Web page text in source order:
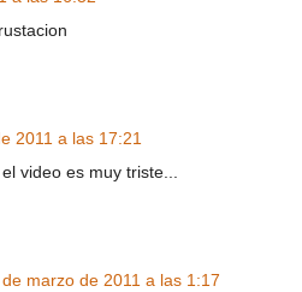
2011 a las 17:21
video es muy triste...
marzo de 2011 a las 1:17